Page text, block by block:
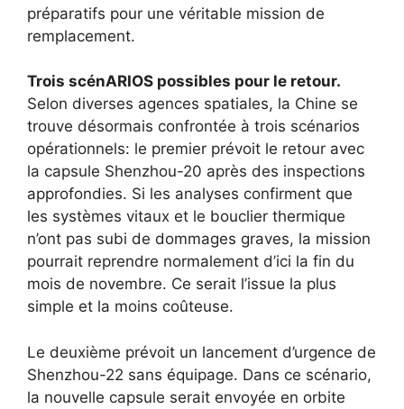
préparatifs pour une véritable mission de
remplacement.
Trois scénARIOS possibles pour le retour.
Selon diverses agences spatiales, la Chine se
trouve désormais confrontée à trois scénarios
opérationnels: le premier prévoit le retour avec
la capsule Shenzhou-20 après des inspections
approfondies. Si les analyses confirment que
les systèmes vitaux et le bouclier thermique
n’ont pas subi de dommages graves, la mission
pourrait reprendre normalement d’ici la fin du
mois de novembre. Ce serait l’issue la plus
simple et la moins coûteuse.
Le deuxième prévoit un lancement d’urgence de
Shenzhou-22 sans équipage. Dans ce scénario,
la nouvelle capsule serait envoyée en orbite